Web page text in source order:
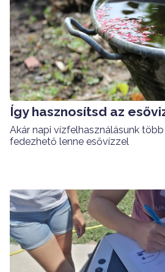
Így hasznosítsd az
Akár napi vízfelhasználásunk
fedezhető lenne esővízzel